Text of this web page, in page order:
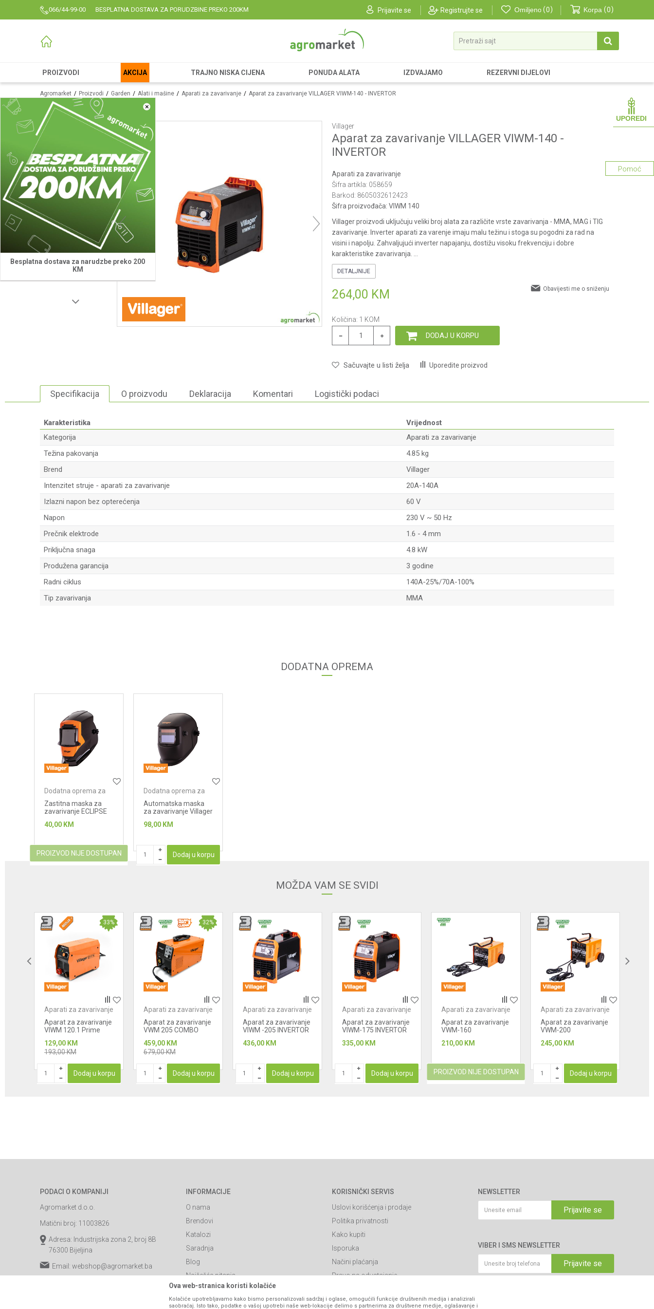
066/44-99-00 BESPLATNA DOSTAVA ZA PORUDZBINE PREKO 200KM Prijavite se Registrujte se Omiljeno 0 Korpa 0
Pretraži sajt
PROIZVODI AKCIJA TRAJNO NISKA CIJENA PONUDA ALATA IZDVAJAMO REZERVNI DIJELOVI
×
Besplatna dostava za narudzbe preko 200
KM
UPOREDI
Agromarket Proizvodi Garden Alati i mašine Aparati za zavarivanje Aparat za zavarivanje VILLAGER VIWM-140 - INVERTOR
Villager
Aparat za zavarivanje VILLAGER VIWM-140 -
INVERTOR
Aparati za zavarivanje
Šifra artikla: 058659
Barkod: 8605032612423
Šifra proizvođača: VIWM 140
Villager proizvodi uključuju veliki broj alata za različite vrste zavarivanja - MMA, MAG i TIG
zavarivanje. Inverter aparati za varenje imaju malu težinu i stoga su pogodni za rad na
visini i napolju. Zahvaljujući inverter napajanju, dostižu visoku frekvenciju i dobre
karakteristike zavarivanja.
DETALJNIJE
264,00 KM Obavijesti me o sniženju
Količina: 1 KOM
DODAJ U KORPU
Sačuvajte u listi želja Uporedite proizvod
Pomoć
Specifikacija O proizvodu Deklaracija Komentari Logistički podaci
Karakteristika
Vrijednost
Kategorija
Aparati za zavarivanje
Težina pakovanja
4.85 kg
Brend
Villager
Intenzitet struje - aparati za zavarivanje
20A-140A
Izlazni napon bez opterećenja
60 V
Napon
230 V ~ 50 Hz
Prečnik elektrode
1.6 - 4 mm
Priključna snaga
4.8 kW
Produžena garancija
3 godine
Radni ciklus
140A-25%/70A-100%
Tip zavarivanja
MMA
Anti-spam zaštita - izračunajte koliko je 2 + 3 :
DODATNA OPREMA
Dodatna oprema za
Zastitna maska za
zavarivanje ECLIPSE
40,00 KM
PROIZVOD NIJE DOSTUPAN
Dodatna oprema za
Automatska maska
za zavarivanje Villager
98,00 KM
Dodaj u korpu
MOŽDA VAM SE SVIDI
33%
Aparati za zavarivanje
Aparat za zavarivanje
VIWM 120.1 Prime
129,00 KM
193,00KM
Dodaj u korpu
32%
Aparati za zavarivanje
Aparat za zavarivanje
VWM 205 COMBO
459,00 KM
679,00KM
Dodaj u korpu
Aparati za zavarivanje
Aparat za zavarivanje
VIWM -205 INVERTOR
436,00 KM
Dodaj u korpu
Aparati za zavarivanje
Aparat za zavarivanje
VIWM-175 INVERTOR
335,00 KM
Dodaj u korpu
Aparati za zavarivanje
Aparat za zavarivanje
VWM-160
210,00 KM
PROIZVOD NIJE DOSTUPAN
Aparati za zavarivanje
Aparat za zavarivanje
VWM-200
245,00 KM
Dodaj u korpu
PODACI O KOMPANIJI
Agromarket d.o.o.
Matični broj: 11003826
Adresa: Industrijska zona 2, broj 8B
76300 Bijeljina
Email: webshop@agromarket.ba
INFORMACIJE
O nama
Brendovi
Katalozi
Saradnja
Blog
Najčešća pitanja
Kontakt
KORISNIČKI SERVIS
Uslovi korišćenja i prodaje
Politika privatnosti
Kako kupiti
Isporuka
Načini plaćanja
Pravo na odustajanje
Povraćaj sredstava
NEWSLETTER
Prijavite se
VIBER I SMS NEWSLETTER
Prijavite se
Ova web-stranica koristi kolačiće
Kolačiće upotrebljavamo kako bismo personalizovali sadržaj i oglase, omogućili funkcije društvenih medija i analizirali
saobraćaj. Isto tako, podatke o vašoj upotrebi naše web-lokacije delimo s partnerima za društvene medije, oglašavanje i